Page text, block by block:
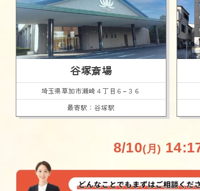
谷塚斎場
埼玉県草加市瀬崎４丁目６−３６
最寄駅：谷塚駅
8/10(月)